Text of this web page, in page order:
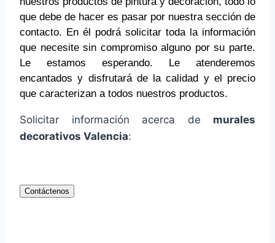
que debe de hacer es pasar por nuestra sección de
contacto. En él podrá solicitar toda la información
que necesite sin compromiso alguno por su parte.
Le estamos esperando. Le atenderemos
encantados y disfrutará de la calidad y el precio
que caracterizan a todos nuestros productos.
Solicitar información acerca de murales
decorativos Valencia:
Contáctenos